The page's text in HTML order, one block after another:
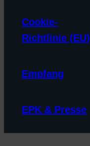
Cookie-
Richtlinie (EU)
Empfang
EPK & Presse